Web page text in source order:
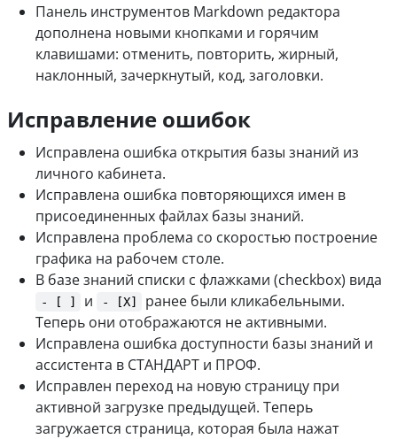
Панель инструментов Markdown редактора
дополнена новыми кнопками и горячим
клавишами: отменить, повторить, жирный,
наклонный, зачеркнутый, код, заголовки.
Исправление ошибок
Исправлена ошибка открытия базы знаний из
личного кабинета.
Исправлена ошибка повторяющихся имен в
присоединенных файлах базы знаний.
Исправлена проблема со скоростью построение
графика на рабочем столе.
В базе знаний списки с флажками (checkbox) вида
- [ ] и - [Х]
ранее были кликабельными.
Теперь они отображаются не активными.
Исправлена ошибка доступности базы знаний и
ассистента в СТАНДАРТ и ПРОФ.
Исправлен переход на новую страницу при
активной загрузке предыдущей. Теперь
загружается страница, которая была нажат